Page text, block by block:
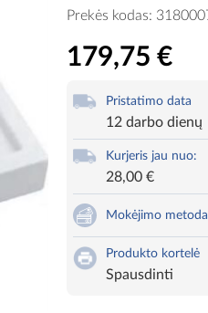
Prekės kodas:
179,75 €
Pristatimo data
12 darbo dienų
Kurjeris jau nuo:
28,00 €
Mokėjimo
Produkto kortelė
Spausdinti